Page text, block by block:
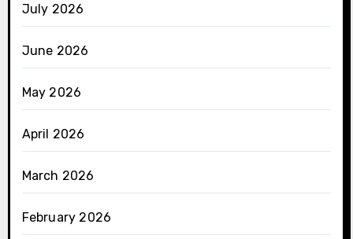
July 2026
June 2026
May 2026
April 2026
March 2026
February 2026